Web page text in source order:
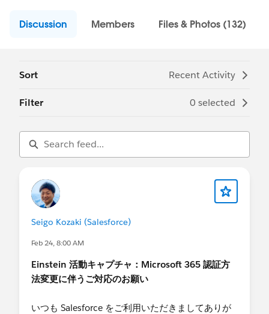
Discussion Members Files & Photos (132)
Sort Recent Activity
Filter 0 selected
Seigo Kozaki (Salesforce)
Feb 24, 8:00 AM
Einstein 活動キャプチャ：Microsoft 365 認証方
法変更に伴うご対応のお願い
いつも Salesforce をご利用いただきましてありが